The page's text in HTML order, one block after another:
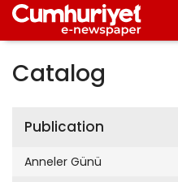
Catalog
Publication
Anneler Günü